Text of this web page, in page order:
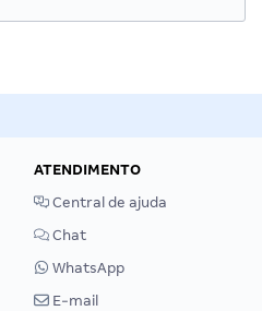
ATENDIMENTO
Central de ajuda
Chat
WhatsApp
E-mail